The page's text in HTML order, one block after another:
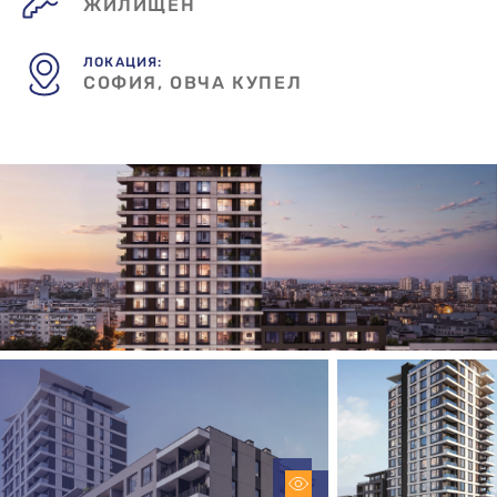
ЖИЛИЩЕН
ЛОКАЦИЯ:
СОФИЯ, ОВЧА КУПЕЛ